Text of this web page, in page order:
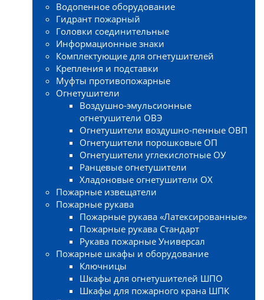
Водопенное оборудование
Гидрант пожарный
Головки соединительные
Информационные знаки
Комплектующие для огнетушителей
Крепления и подставки
Муфты противопожарные
Огнетушители
Воздушно-эмульсионные
огнетушители ОВЭ
Огнетушители воздушно-пенные ОВП
Огнетушители порошковые ОП
Огнетушители углекислотные ОУ
Ранцевые огнетушители
Хладоновые огнетушители ОХ
Пожарные извещатели
Пожарные рукава
Пожарные рукава «Латексированные»
Пожарные рукава Стандарт
Рукава пожарные Универсал
Пожарные шкафы и оборудование
Ключницы
Шкафы для огнетушителей ШПО
Шкафы для пожарного крана ШПК